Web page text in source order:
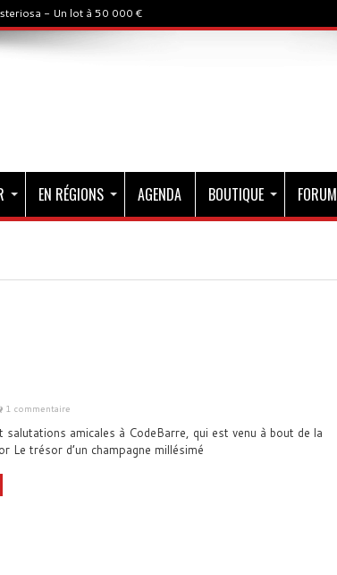
- Un lot à 50 000 €
EN RÉGIONS AGENDA BOUTIQUE FORUM
1 commentaire
salutations amicales à CodeBarre, qui est venu à bout de la
Le trésor d’un champagne millésimé